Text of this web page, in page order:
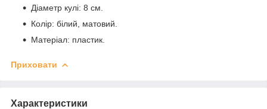
Діаметр кулі: 8 см.
Колір: білий, матовий.
Матеріал: пластик.
Приховати
Характеристики